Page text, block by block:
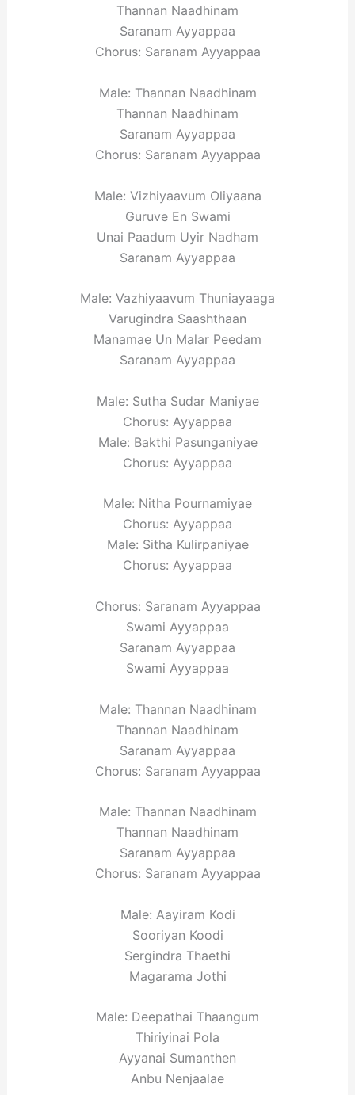
Thannan Naadhinam
Saranam Ayyappaa
Chorus: Saranam Ayyappaa
Male: Thannan Naadhinam
Thannan Naadhinam
Saranam Ayyappaa
Chorus: Saranam Ayyappaa
Male: Vizhiyaavum Oliyaana
Guruve En Swami
Unai Paadum Uyir Nadham
Saranam Ayyappaa
Male: Vazhiyaavum Thuniayaaga
Varugindra Saashthaan
Manamae Un Malar Peedam
Saranam Ayyappaa
Male: Sutha Sudar Maniyae
Chorus: Ayyappaa
Male: Bakthi Pasunganiyae
Chorus: Ayyappaa
Male: Nitha Pournamiyae
Chorus: Ayyappaa
Male: Sitha Kulirpaniyae
Chorus: Ayyappaa
Chorus: Saranam Ayyappaa
Swami Ayyappaa
Saranam Ayyappaa
Swami Ayyappaa
Male: Thannan Naadhinam
Thannan Naadhinam
Saranam Ayyappaa
Chorus: Saranam Ayyappaa
Male: Thannan Naadhinam
Thannan Naadhinam
Saranam Ayyappaa
Chorus: Saranam Ayyappaa
Male: Aayiram Kodi
Sooriyan Koodi
Sergindra Thaethi
Magarama Jothi
Male: Deepathai Thaangum
Thiriyinai Pola
Ayyanai Sumanthen
Anbu Nenjaalae